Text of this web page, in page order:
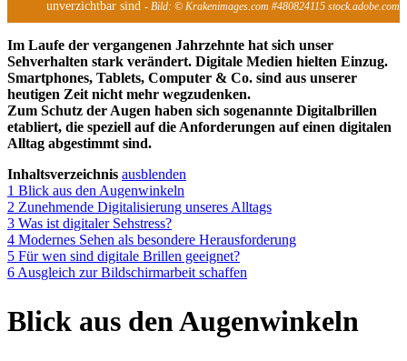
unverzichtbar sind - Bild: © Krakenimages.com #480824115 stock.adobe.com
Im Laufe der vergangenen Jahrzehnte hat sich unser
Sehverhalten stark verändert. Digitale Medien hielten Einzug.
Smartphones, Tablets, Computer & Co. sind aus unserer
heutigen Zeit nicht mehr wegzudenken.
Zum Schutz der Augen haben sich sogenannte Digitalbrillen
etabliert, die speziell auf die Anforderungen auf einen digitalen
Alltag abgestimmt sind.
Inhaltsverzeichnis ausblenden
1 Blick aus den Augenwinkeln
2 Zunehmende Digitalisierung unseres Alltags
3 Was ist digitaler Sehstress?
4 Modernes Sehen als besondere Herausforderung
5 Für wen sind digitale Brillen geeignet?
6 Ausgleich zur Bildschirmarbeit schaffen
Blick aus den Augenwinkeln